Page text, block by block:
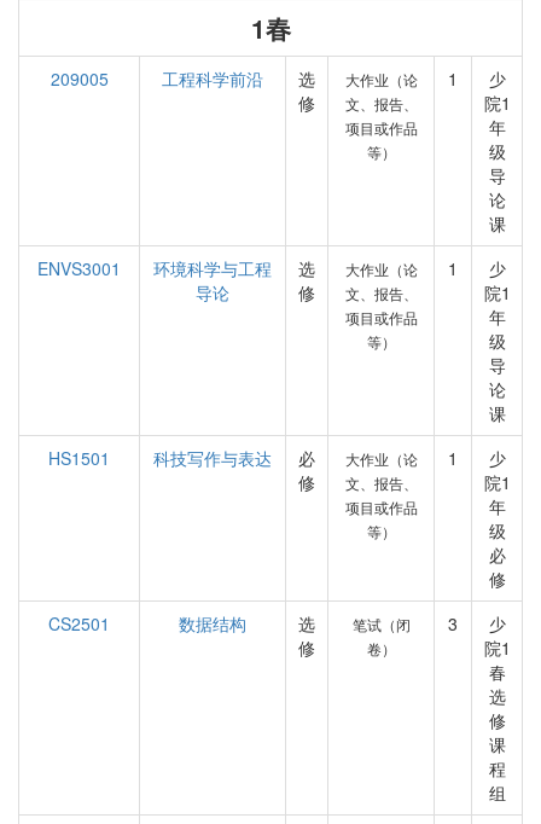
1春
209005 工程科学前沿
选
修
大作业（论
文、报告、
项目或作品
等）
1
少
院1
年
级
导
论
课
ENVS3001
环境科学与工程
导论
选
修
大作业（论
文、报告、
项目或作品
等）
1
少
院1
年
级
导
论
课
HS1501
科技写作与表达
必
修
大作业（论
文、报告、
项目或作品
等）
1
少
院1
年
级
必
修
CS2501
数据结构
选
修
笔试（闭
卷）
3
少
院1
春
选
修
课
程
组